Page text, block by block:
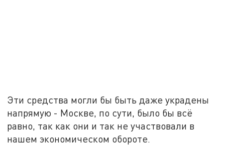
Эти средства могли бы быть даже украдены
напрямую - Москве, по сути, было бы всё
равно, так как они и так не участвовали в
нашем экономическом обороте.